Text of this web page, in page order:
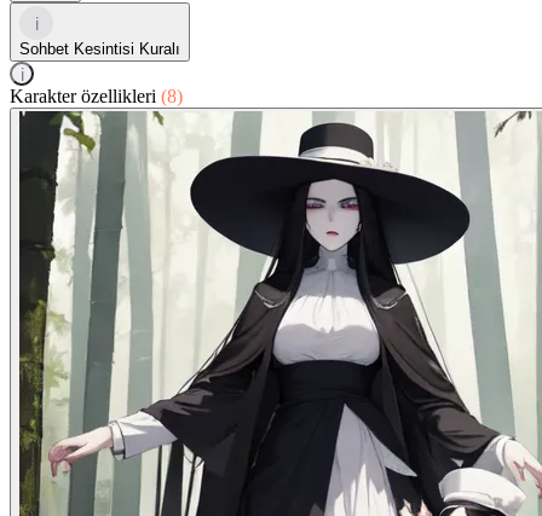
i
Sohbet Kesintisi Kuralı
i
Karakter özellikleri (8)